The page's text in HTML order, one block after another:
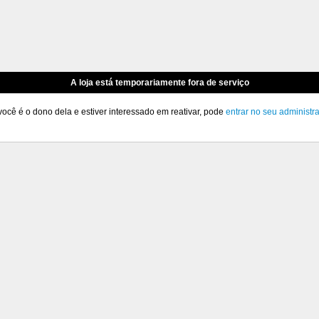
A loja está temporariamente fora de serviço
é o dono dela e estiver interessado em reativar, pode entrar no seu